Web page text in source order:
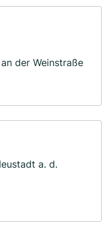
der Weinstraße
a. d.